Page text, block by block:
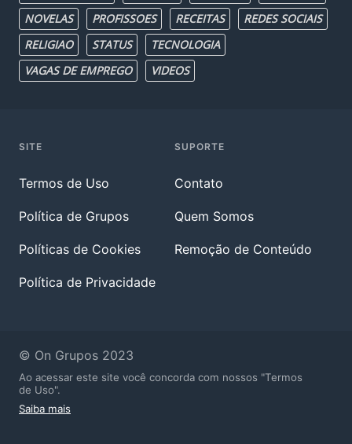
NOVELAS
PROFISSOES RECEITAS
REDES SOCIAIS
RELIGIAO
STATUS
TECNOLOGIA
VAGAS DE EMPREGO
VIDEOS
SITE
Termos de Uso
Política de Grupos
Políticas de Cookies
Política de Privacidade
SUPORTE
Contato
Quem Somos
Remoção de Conteúdo
© On Grupos 2023
Ao acessar este site você concorda com nossos "Termos
de Uso".
Saiba mais